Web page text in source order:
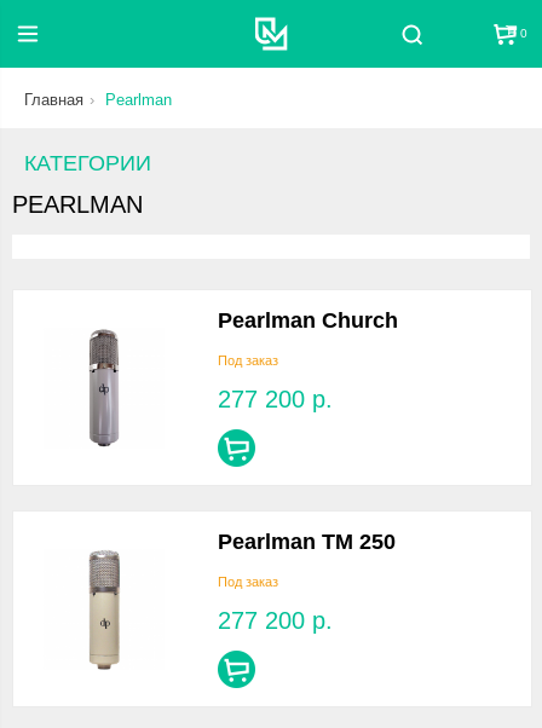
Поиск 0
Главная Pearlman
КАТЕГОРИИ
PEARLMAN
Pearlman Church
Под заказ
277 200 р.
Pearlman TM 250
Под заказ
277 200 р.